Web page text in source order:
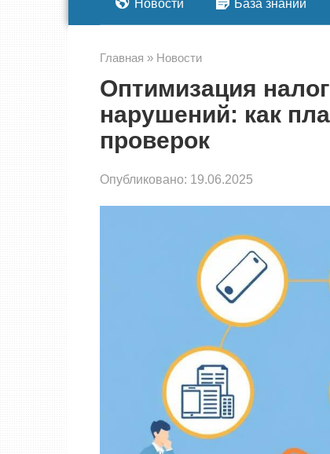
Новости База знаний
Главная » Новости
Оптимизация
нарушений: как
проверок
Опубликовано: 19.06.2025